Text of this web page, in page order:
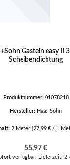
Gastein easy II
Scheibendichtung
Produktnummer: 01078218
Hersteller: Haas-Sohn
2 Meter (27,99 € / 1
Regulärer Preis:
55,97 €
verfügbar, Lieferzeit: 2-